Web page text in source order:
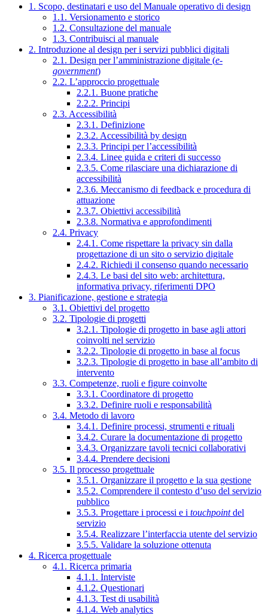
1. Scopo, destinatari e uso del Manuale operativo di design
1.1. Versionamento e storico
1.2. Consultazione del manuale
1.3. Contribuisci al manuale
2. Introduzione al design per i servizi pubblici digitali
2.1. Design per l’amministrazione digitale (e-
government)
2.2. L’approccio progettuale
2.2.1. Buone pratiche
2.2.2. Principi
2.3. Accessibilità
2.3.1. Definizione
2.3.2. Accessibilità by design
2.3.3. Principi per l’accessibilità
2.3.4. Linee guida e criteri di successo
2.3.5. Come rilasciare una dichiarazione di
accessibilità
2.3.6. Meccanismo di feedback e procedura di
attuazione
2.3.7. Obiettivi accessibilità
2.3.8. Normativa e approfondimenti
2.4. Privacy
2.4.1. Come rispettare la privacy sin dalla
progettazione di un sito o servizio digitale
2.4.2. Richiedi il consenso quando necessario
2.4.3. Le basi del sito web: architettura,
informativa privacy, riferimenti DPO
3. Pianificazione, gestione e strategia
3.1. Obiettivi del progetto
3.2. Tipologie di progetti
3.2.1. Tipologie di progetto in base agli attori
coinvolti nel servizio
3.2.2. Tipologie di progetto in base al focus
3.2.3. Tipologie di progetto in base all’ambito di
intervento
3.3. Competenze, ruoli e figure coinvolte
3.3.1. Coordinatore di progetto
3.3.2. Definire ruoli e responsabilità
3.4. Metodo di lavoro
3.4.1. Definire processi, strumenti e rituali
3.4.2. Curare la documentazione di progetto
3.4.3. Organizzare tavoli tecnici collaborativi
3.4.4. Prendere decisioni
3.5. Il processo progettuale
3.5.1. Organizzare il progetto e la sua gestione
3.5.2. Comprendere il contesto d’uso del servizio
pubblico
3.5.3. Progettare i processi e i touchpointdel
servizio
3.5.4. Realizzare l’interfaccia utente del servizio
3.5.5. Validare la soluzione ottenuta
4. Ricerca progettuale
4.1. Ricerca primaria
4.1.1. Interviste
4.1.2. Questionari
4.1.3. Test di usabilità
4.1.4. Web analytics